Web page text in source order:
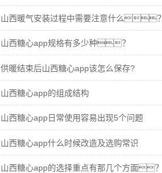
山西暖气安装过程中需要注意什么？
山西糖心app规格有多少种？
供暖结束后山西糖心app该怎么保存?
山西糖心app的组成结构
山西糖心app日常使用容易出现5个问题
山西糖心app什么时候改造及选购常识
山西糖心app的选择重点有那几个方面？